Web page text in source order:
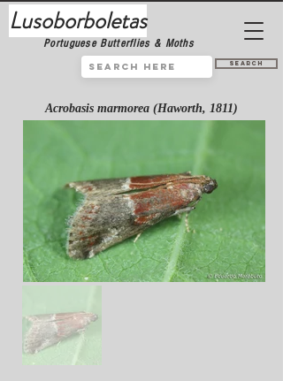
Lusoborboletas
Portuguese Butterflies & Moths
Search
Acrobasis marmorea (Haworth, 1811)